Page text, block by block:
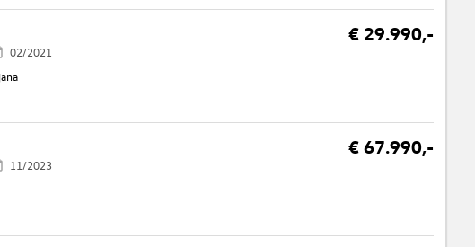
€ 29.990,-
02/2021
€ 67.990,-
11/2023